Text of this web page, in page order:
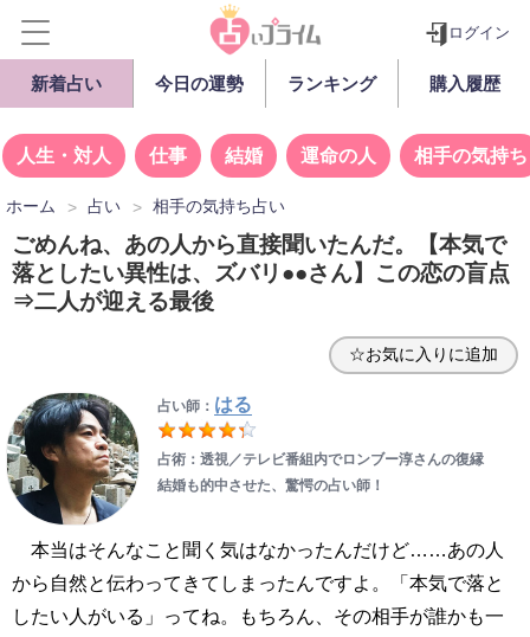
ログイン
新着占い 今日の運勢 ランキング 購入履歴
人生・対人 仕事 結婚 運命の人 相手の気持ち
ホーム 占い 相手の気持ち占い
ごめんね、あの人から直接聞いたんだ。【本気で
落としたい異性は、ズバリ●●さん】この恋の盲点
⇒二人が迎える最後
☆お気に入りに追加
占い師： はる
占術：透視／テレビ番組内でロンブー淳さんの復縁
結婚も的中させた、驚愕の占い師！
本当はそんなこと聞く気はなかったんだけど……あの人
から自然と伝わってきてしまったんですよ。「本気で落と
したい人がいる」ってね。もちろん、その相手が誰かも一